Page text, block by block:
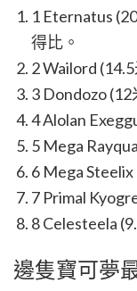
1 Eternatus
得比。
2 Wailord
3 Dondozo
4 Alolan
5 Mega
6 Mega
7 Primal
8 Celesteela
邊隻寶可夢